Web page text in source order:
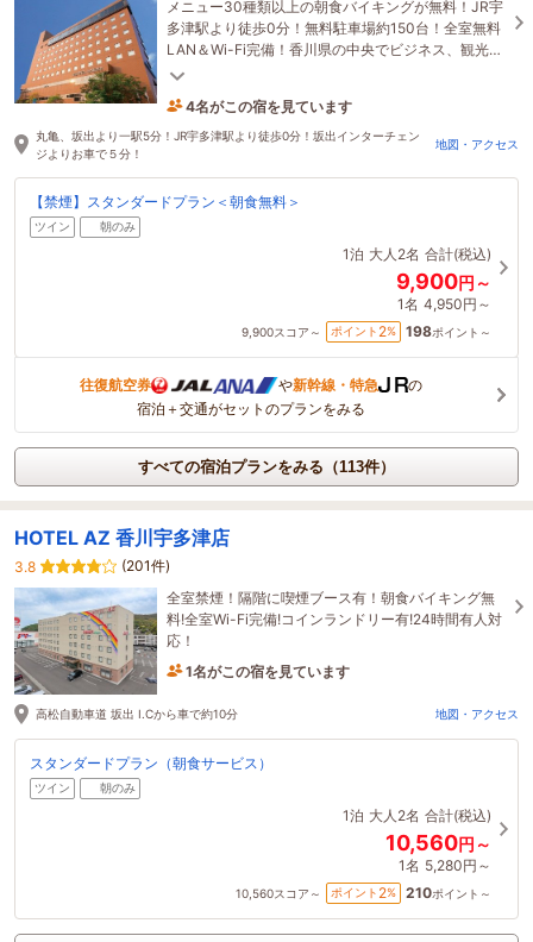
メニュー30種類以上の朝食バイキングが無料！JR宇
多津駅より徒歩0分！無料駐車場約150台！全室無料
LAN＆Wi-Fi完備！香川県の中央でビジネス、観光に
も便利！■朝食クチコミ4.5点■
4名がこの宿を見ています
12分前に予約されました
丸亀、坂出より一駅5分！JR宇多津駅より徒歩0分！坂出インターチェン
ジよりお車で５分！
地図・アクセス
【禁煙】スタンダードプラン＜朝食無料＞
ツイン 朝のみ
1泊 大人2名 合計(税込)
9,900円～
1名 4,950円～
9,900スコア～ ポイント 2% 198ポイント～
往復航空券 や新幹線・特急
の
宿泊＋交通がセットのプランをみる
すべての宿泊プランをみる（113件）
HOTEL AZ 香川宇多津店
3.8
(201件)
全室禁煙！隔階に喫煙ブース有！朝食バイキング無
料!全室Wi-Fi完備!コインランドリー有!24時間有人対
応！
1名がこの宿を見ています
高松自動車道 坂出 I.Cから車で約10分 地図・アクセス
スタンダードプラン（朝食サービス）
ツイン 朝のみ
1泊 大人2名 合計(税込)
10,560円～
1名 5,280円～
10,560スコア～ ポイント 2% 210ポイント～